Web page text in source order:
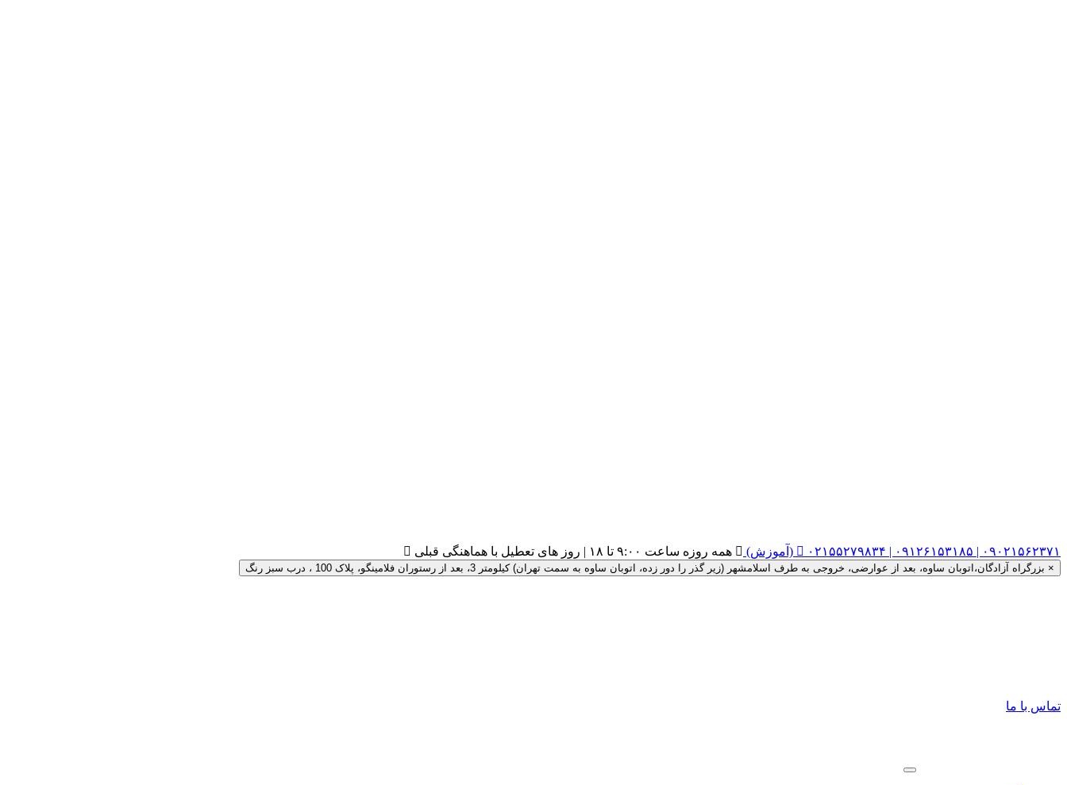
 ۰۲۱۵۵۲۷۹۸۳۴ | ۰۹۱۲۶۱۵۳۱۸۵ | ۰۹۰۲۱۵۶۲۳۷۱ (آموزش)  همه روزه ساعت ۹:۰۰ تا ۱۸ | روز های تعطیل با هماهنگی قبلی 
× بزرگراه آزادگان،اتوبان ساوه، بعد از عوارضی، خروجی به طرف اسلامشهر (زیر گذر را دور زده، اتوبان ساوه به سمت تهران) کیلومتر 3، بعد از رستوران فلامینگو، پلاک 100 ، درب سبز رنگ
تماس با ما